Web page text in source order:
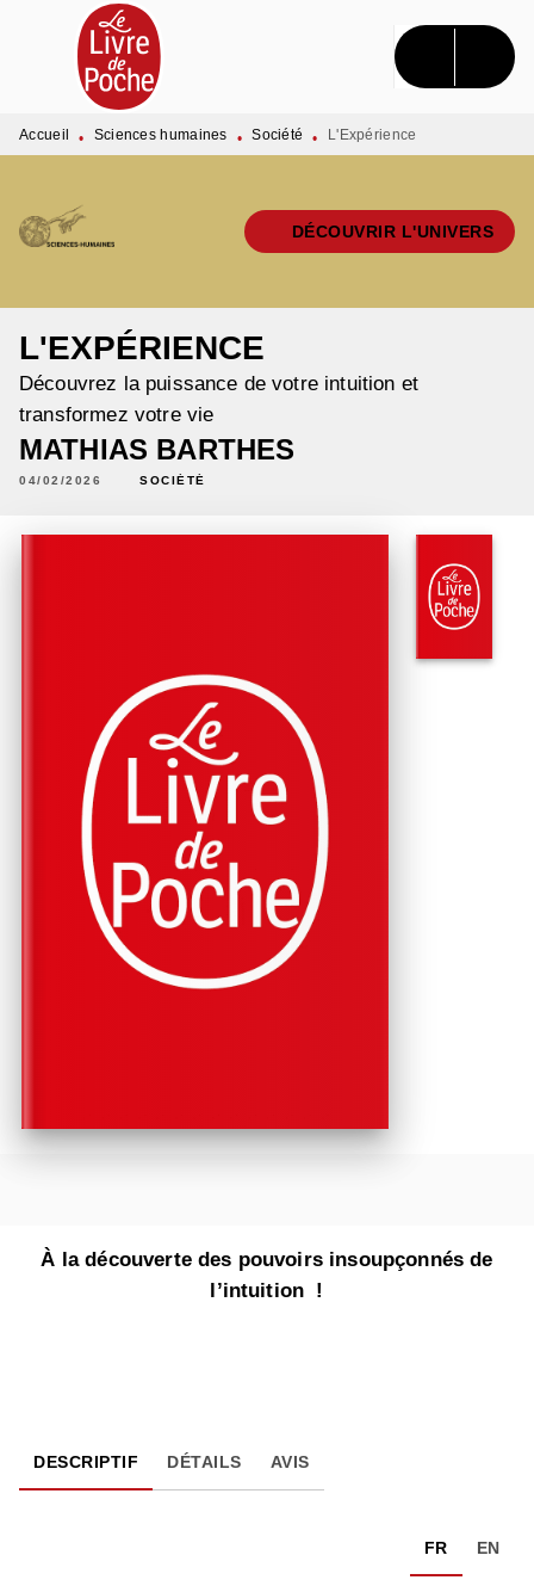
MENU RECHERCHE CONTENU
PIED DE PAGE
Accueil • Sciences humaines • Société • L'Expérience
DÉCOUVRIR L'UNIVERS
L'EXPÉRIENCE
Découvrez la puissance de votre intuition et
transformez votre vie
MATHIAS BARTHES
04/02/2026 SOCIÉTÉ
À la découverte des pouvoirs insoupçonnés de
l’intuition !
DESCRIPTIF DÉTAILS AVIS
FR EN